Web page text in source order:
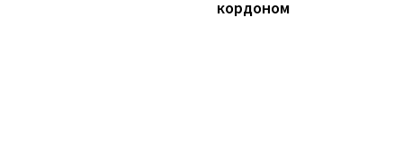
кордоном